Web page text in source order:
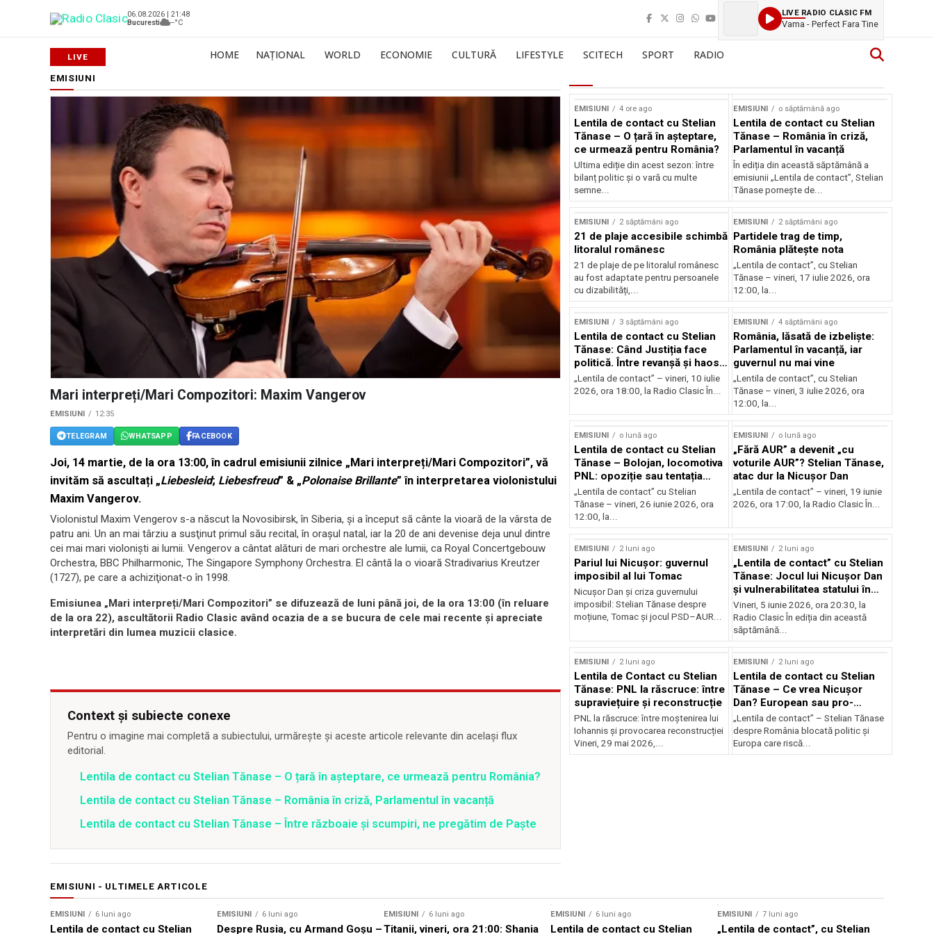
06.08.2026 | 21:48
Bucuresti
--°C
LIVE RADIO CLASIC FM
Vama - Perfect Fara Tine
HOME NAȚIONAL WORLD ECONOMIE CULTURĂ LIFESTYLE SCITECH SPORT RADIO
EMISIUNI
Mari interpreți/Mari Compozitori: Maxim Vangerov
EMISIUNI 12:35
TELEGRAM WHATSAPP FACEBOOK
Joi, 14 martie, de la ora 13:00, în cadrul emisiunii zilnice „Mari interpreți/Mari Compozitori”, vă
invităm să ascultați „Liebesleid; Liebesfreud” & „Polonaise Brillante”în interpretarea violonistului
Maxim Vangerov.
Violonistul Maxim Vengerov s-a născut la Novosibirsk, în Siberia, şi a început să cânte la vioară de la vârsta de
patru ani. Un an mai târziu a susţinut primul său recital, în oraşul natal, iar la 20 de ani devenise deja unul dintre
cei mai mari violonişti ai lumii. Vengerov a cântat alături de mari orchestre ale lumii, ca Royal Concertgebouw
Orchestra, BBC Philharmonic, The Singapore Symphony Orchestra. El cântă la o vioară Stradivarius Kreutzer
(1727), pe care a achiziţionat-o în 1998.
Emisiunea „Mari interpreți/Mari Compozitori” se difuzează de luni până joi, de la ora 13:00 (în reluare
de la ora 22), ascultătorii Radio Clasic având ocazia de a se bucura de cele mai recente și apreciate
interpretări din lumea muzicii clasice.
Context și subiecte conexe
Pentru o imagine mai completă a subiectului, urmărește și aceste articole relevante din același flux
editorial.
Lentila de contact cu Stelian Tănase – O țară în așteptare, ce urmează pentru România?
Lentila de contact cu Stelian Tănase – România în criză, Parlamentul în vacanță
Lentila de contact cu Stelian Tănase – Între războaie și scumpiri, ne pregătim de Paște
EMISIUNI 4 ore ago
Lentila de contact cu Stelian
Tănase – O țară în așteptare,
ce urmează pentru România?
Ultima ediție din acest sezon: între
bilanț politic și o vară cu multe
semne...
EMISIUNI o săptămână ago
Lentila de contact cu Stelian
Tănase – România în criză,
Parlamentul în vacanță
În ediția din această săptămână a
emisiunii „Lentila de contact”, Stelian
Tănase pornește de...
EMISIUNI 2 săptămâni ago
21 de plaje accesibile schimbă
litoralul românesc
21 de plaje de pe litoralul românesc
au fost adaptate pentru persoanele
cu dizabilități,...
EMISIUNI 2 săptămâni ago
Partidele trag de timp,
România plătește nota
„Lentila de contact”, cu Stelian
Tănase – vineri, 17 iulie 2026, ora
12:00, la...
EMISIUNI 3 săptămâni ago
Lentila de contact cu Stelian
Tănase: Când Justiția face
politică. Între revanșă și haos
instituțional
„Lentila de contact” – vineri, 10 iulie
2026, ora 18:00, la Radio Clasic În...
EMISIUNI 4 săptămâni ago
România, lăsată de izbeliște:
Parlamentul în vacanță, iar
guvernul nu mai vine
„Lentila de contact”, cu Stelian
Tănase – vineri, 3 iulie 2026, ora
12:00, la...
EMISIUNI o lună ago
Lentila de contact cu Stelian
Tănase – Bolojan, locomotiva
PNL: opoziție sau tentația
puterii?
„Lentila de contact” cu Stelian
Tănase – vineri, 26 iunie 2026, ora
12:00, la...
EMISIUNI o lună ago
„Fără AUR” a devenit „cu
voturile AUR”? Stelian Tănase,
atac dur la Nicușor Dan
„Lentila de contact” – vineri, 19 iunie
2026, ora 17:00, la Radio Clasic În...
EMISIUNI 2 luni ago
Pariul lui Nicușor: guvernul
imposibil al lui Tomac
Nicușor Dan și criza guvernului
imposibil: Stelian Tănase despre
moțiune, Tomac și jocul PSD–AUR...
EMISIUNI 2 luni ago
„Lentila de contact” cu Stelian
Tănase: Jocul lui Nicușor Dan
și vulnerabilitatea statului în
fața crizelor
Vineri, 5 iunie 2026, ora 20:30, la
Radio Clasic În ediția din această
săptămână...
EMISIUNI 2 luni ago
Lentila de Contact cu Stelian
Tănase: PNL la răscruce: între
supraviețuire și reconstrucție
PNL la răscruce: între moștenirea lui
Iohannis și provocarea reconstrucției
Vineri, 29 mai 2026,...
EMISIUNI 2 luni ago
Lentila de contact cu Stelian
Tănase – Ce vrea Nicușor
Dan? European sau pro-
occidental?
„Lentila de contact” – Stelian Tănase
despre România blocată politic și
Europa care riscă...
EMISIUNI - ULTIMELE ARTICOLE
EMISIUNI 6 luni ago
Lentila de contact cu Stelian
EMISIUNI 6 luni ago
Despre Rusia, cu Armand Goșu –
EMISIUNI 6 luni ago
Titanii, vineri, ora 21:00: Shania
EMISIUNI 6 luni ago
Lentila de contact cu Stelian
EMISIUNI 7 luni ago
„Lentila de contact”, cu Stelian